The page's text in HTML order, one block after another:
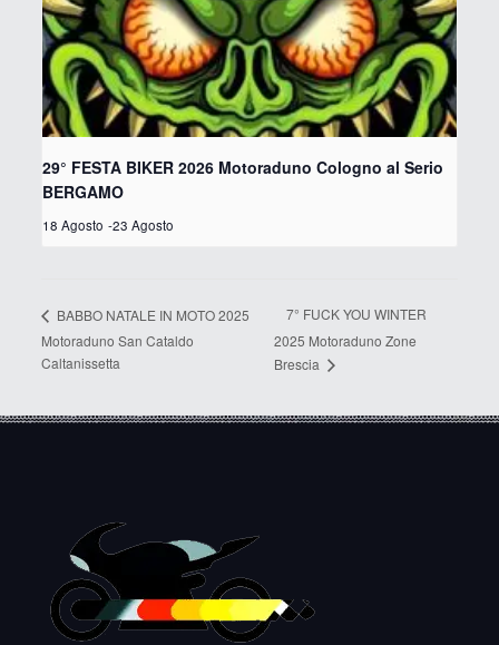
29° FESTA BIKER 2026 Motoraduno Cologno al Serio
BERGAMO
18 Agosto -23 Agosto
BABBO NATALE IN MOTO 2025
Motoraduno San Cataldo
Caltanissetta
7° FUCK YOU WINTER
2025 Motoraduno Zone
Brescia